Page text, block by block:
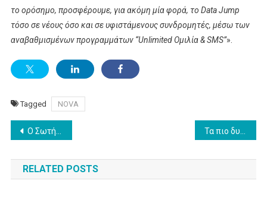
το ορόσημο, προσφέρουμε, για ακόμη μία φορά, το Data Jump
τόσο σε νέους όσο και σε υφιστάμενους συνδρομητές, μέσω των
αναβαθμισμένων προγραμμάτων “Unlimited Ομιλία & SMS”».
Tagged NOVA
Post
navigation
Ο Σωτήρης Δανέζης στο ΕΡΤNEWS
RELATED POSTS